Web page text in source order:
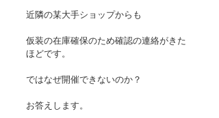
近隣の某大手ショップからも
仮装の在庫確保のため確認の連絡がきた
ほどです。
ではなぜ開催できないのか？
お答えします。